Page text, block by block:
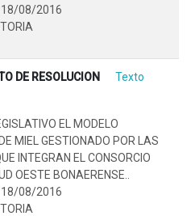
18/08/2016
DE RESOLUCION
Texto
EL MODELO
MIEL GESTIONADO POR LAS
INTEGRAN EL CONSORCIO
OESTE BONAERENSE..
18/08/2016